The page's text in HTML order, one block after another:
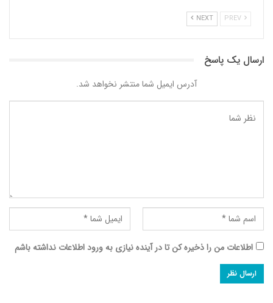
NEXT
ارسال یک پاسخ
آدرس ایمیل شما منتشر نخواهد شد.
اطلاعات من را ذخیره کن تا در آینده نیازی به ورود اطلاعات نداشته باشم